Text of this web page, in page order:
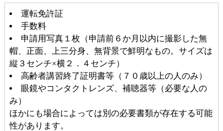
運転免許証
手数料
申請用写真１枚（申請前６か月以内に撮影した無
帽、正面、上三分身、無背景で鮮明なもの。サイズは
縦３センチ×横２．４センチ）
高齢者講習終了証明書等（７０歳以上の人のみ）
眼鏡やコンタクトレンズ、補聴器等（必要な人の
み）
ほかにも場合によっては別の必要書類が存在する可能
性があります。